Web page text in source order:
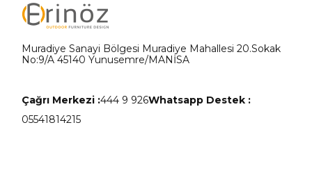
Muradiye Sanayi Bölgesi Muradiye Mahallesi 20.Sokak
No:9/A 45140 Yunusemre/MANİSA
Çağrı Merkezi :444 9 926Whatsapp Destek :
05541814215